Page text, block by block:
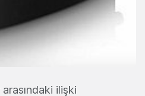
ilişki